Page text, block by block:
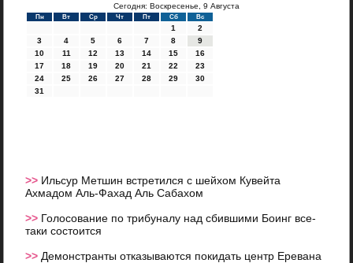
Сегодня: Воскресенье, 9 Августа
Пн Вт Ср Чт Пт Сб Вс
1
2
3
4 5 6 7 8
9
10
11 12 13 14 15
16
17
18 19 20 21 22
23
24
25 26 27 28 29
30
31
>> Ильсур Метшин встретился с шейхом Кувейта
Ахмадом Аль-Фахад Аль Сабахом
>> Голосование по трибуналу над сбившими Боинг все-
таки состоится
>> Демонстранты отказываются покидать центр Еревана